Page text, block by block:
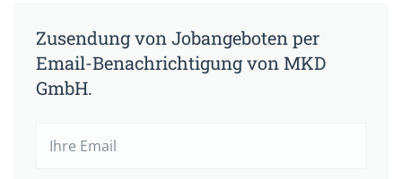
Zusendung von Jobangeboten per
Email-Benachrichtigung von MKD
GmbH.